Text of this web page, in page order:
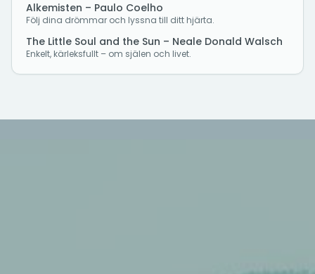
Alkemisten – Paulo Coelho
Följ dina drömmar och lyssna till ditt hjärta.
The Little Soul and the Sun – Neale Donald Walsch
Enkelt, kärleksfullt – om själen och livet.